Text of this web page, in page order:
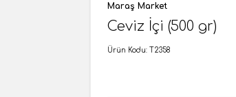
Maraş Market
Ceviz İçi (500 gr)
Ürün Kodu: T2358